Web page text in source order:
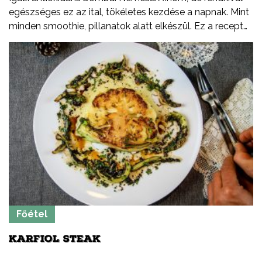
egészséges ez az ital, tökéletes kezdése a napnak. Mint
minden smoothie, pillanatok alatt elkészül. Ez a recept
legyen csak egy kiindulópont. Arra biztatlak, hogy
kísérletezz bátran, cserélj ki egy-egy hozzávalót, adj
hozzá valami egészen újat.
Főétel
KARFIOL STEAK